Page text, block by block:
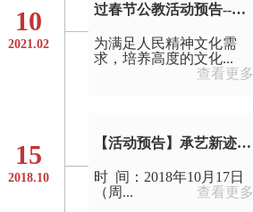
10
2021.02
过春节公教活动预告--重庆美术馆 馆长带你看展览
为满足人民精神文化需
求，培养高度的文化...
查看更多
15
2018.10
【活动预告】承艺新迹——重庆美术馆之夜
时 间：2018年10月17日
（周...
查看更多